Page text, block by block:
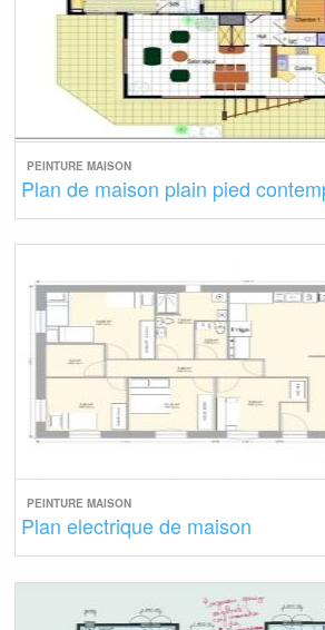
PEINTURE MAISON
Plan de maison plain pied
PEINTURE MAISON
Plan electrique de maison